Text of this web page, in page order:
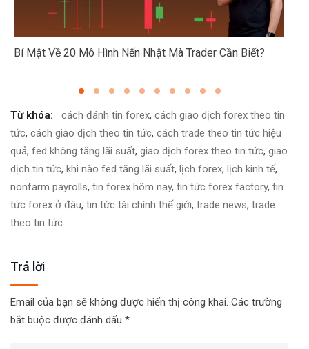
Bí Mật Về 20 Mô Hình Nến Nhật Mà Trader Cần Biết?
Từ khóa: cách đánh tin forex, cách giao dịch forex theo tin
tức, cách giao dịch theo tin tức, cách trade theo tin tức hiệu
quả, fed không tăng lãi suất, giao dịch forex theo tin tức, giao
dịch tin tức, khi nào fed tăng lãi suất, lịch forex, lịch kinh tế,
nonfarm payrolls, tin forex hôm nay, tin tức forex factory, tin
tức forex ở đâu, tin tức tài chính thế giới, trade news, trade
theo tin tức
Trả lời
Email của bạn sẽ không được hiển thị công khai. Các trường
bắt buộc được đánh dấu *